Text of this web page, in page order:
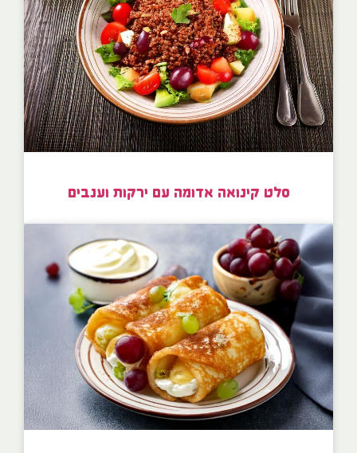
סלט קינואה אדומה עם ירקות וענבים